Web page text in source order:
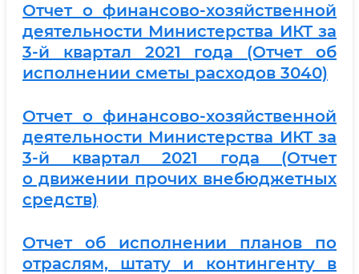
Отчет о финансово-хозяйственной
деятельности Министерства ИКТ за
3-й квартал 2021 года (Отчет об
исполнении сметы расходов 3040)
Отчет о финансово-хозяйственной
деятельности Министерства ИКТ за
3-й квартал 2021 года (Отчет
о движении прочих внебюджетных
средств)
Отчет об исполнении планов по
отраслям, штату и контингенту в